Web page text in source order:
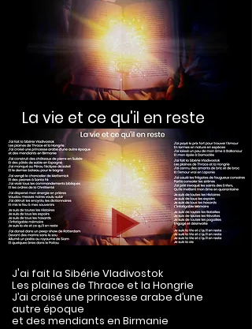
La vie et ce qu'il en reste
J'ai fait la Sibérie Vladivostok
Les plaines de Thrace et la Hongrie
J’ai croiséune princesse arabe d’une
autre époque
et des mendiants en Birmanie